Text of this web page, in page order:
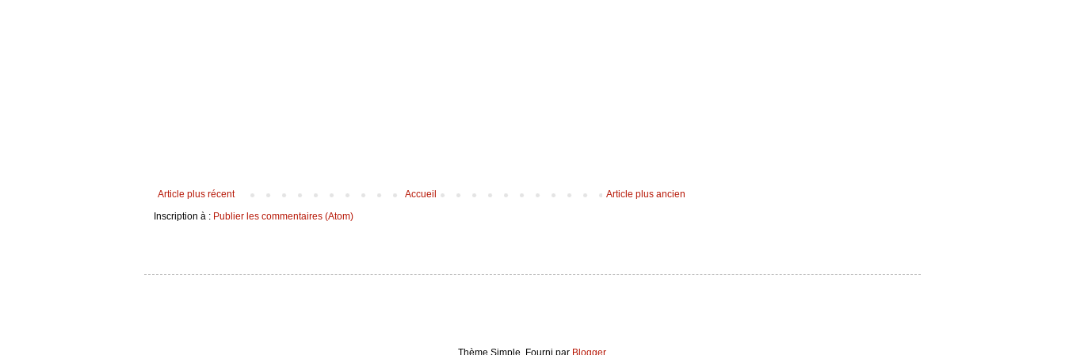
Article plus récent Article plus ancien
Accueil
Inscription à : Publier les commentaires (Atom)
Thème Simple. Fourni par Blogger.